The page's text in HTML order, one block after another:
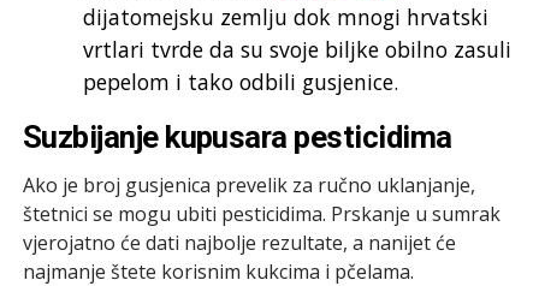
dijatomejsku zemlju dok mnogi hrvatski
vrtlari tvrde da su svoje biljke obilno zasuli
pepelom i tako odbili gusjenice.
Suzbijanje kupusara pesticidima
Ako je broj gusjenica prevelik za ručno uklanjanje,
štetnici se mogu ubiti pesticidima. Prskanje u sumrak
vjerojatno će dati najbolje rezultate, a nanijet će
najmanje štete korisnim kukcima i pčelama.